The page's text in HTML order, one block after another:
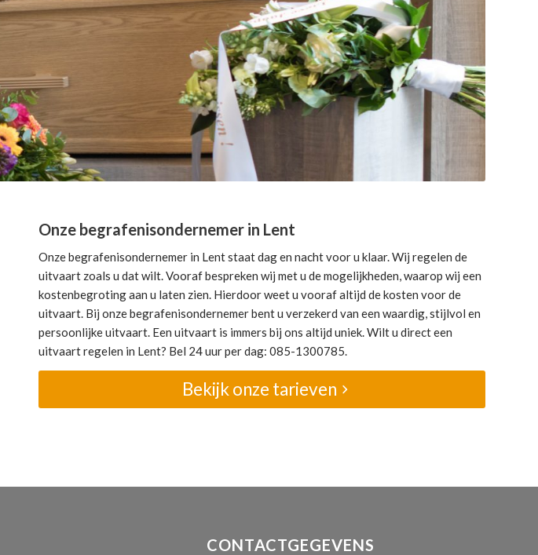
Onze begrafenisondernemer in Lent
Onze begrafenisondernemer in Lent staat dag en nacht voor u klaar. Wij regelen de
uitvaart zoals u dat wilt. Vooraf bespreken wij met u de mogelijkheden, waarop wij een
kostenbegroting aan u laten zien. Hierdoor weet u vooraf altijd de kosten voor de
uitvaart. Bij onze begrafenisondernemer bent u verzekerd van een waardig, stijlvol en
persoonlijke uitvaart. Een uitvaart is immers bij ons altijd uniek. Wilt u direct een
uitvaart regelen in Lent? Bel 24 uur per dag: 085-1300785.
Bekijk onze tarieven
CONTACTGEGEVENS